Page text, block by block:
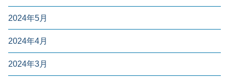
2024年5月
2024年4月
2024年3月